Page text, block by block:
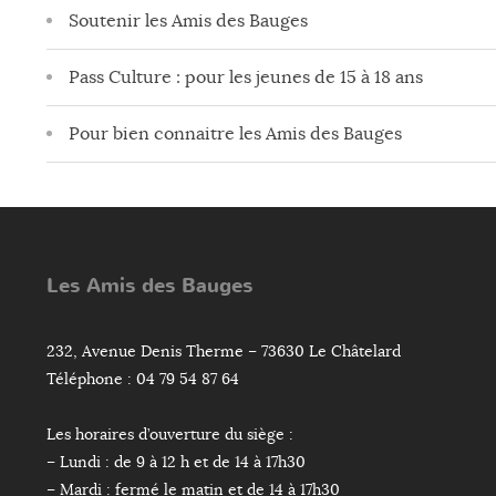
Soutenir les Amis des Bauges
Pass Culture : pour les jeunes de 15 à 18 ans
Pour bien connaitre les Amis des Bauges
Les Amis des Bauges
232, Avenue Denis Therme – 73630 Le Châtelard
Téléphone : 04 79 54 87 64
Les horaires d’ouverture du siège :
– Lundi : de 9 à 12 h et de 14 à 17h30
– Mardi : fermé le matin et de 14 à 17h30